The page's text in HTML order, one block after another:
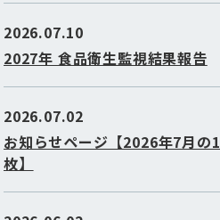
2026.07.10
2027年 食品衛生監視結果報告
2026.07.02
お知らせページ【2026年7月の1
枚】